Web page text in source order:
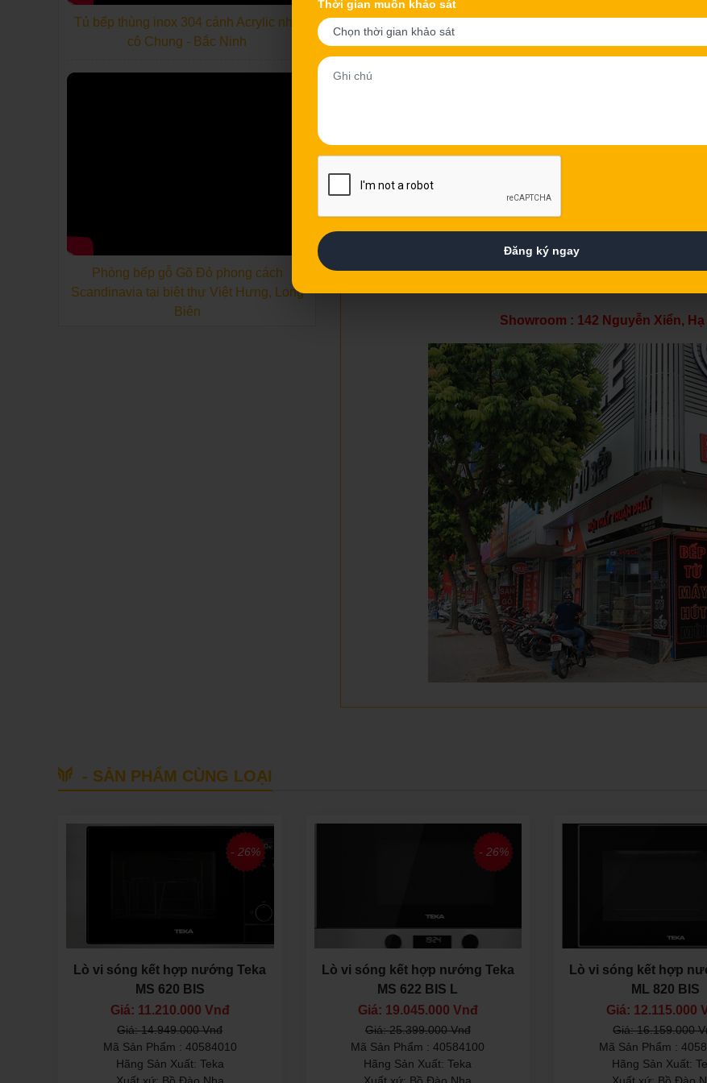
►Đổi trả hàng linh hoạt, 10 ngày miễn phí
Mọi thông tin chi
Hotline 1: 0987 528 552
Showroom : 142 Nguyễn Xiển,
Tủ bếp thùng inox 304 cánh Acrylic nhà
cô Chung - Bắc Ninh
Phòng bếp gỗ Gõ Đỏ phong cách
Scandinavia tại biệt thự Việt Hưng, Long
Biên
- SẢN PHẨM CÙNG LOẠI
- 26%
Lò vi sóng kết hợp nướng Teka
MS 620 BIS
Giá: 11.210.000 Vnđ
Giá: 14.949.000 Vnđ
Mã Sản Phẩm : 40584010
Hãng Sản Xuất: Teka
Xuất xứ: Bồ Đào Nha
- 26%
Lò vi sóng kết hợp nướng Teka
MS 622 BIS L
Giá: 19.045.000 Vnđ
Giá: 25.399.000 Vnđ
Mã Sản Phẩm : 40584100
Hãng Sản Xuất: Teka
Xuất xứ: Bồ Đào Nha
Lò vi sóng kết hợp
ML 820 BIS
Giá: 12.115.000
Giá: 16.159.000
Mã Sản Phẩm :
Hãng Sản Xuất:
Xuất xứ: Bồ Đào
Thời gian muốn khảo sát
Đăng ký ngay